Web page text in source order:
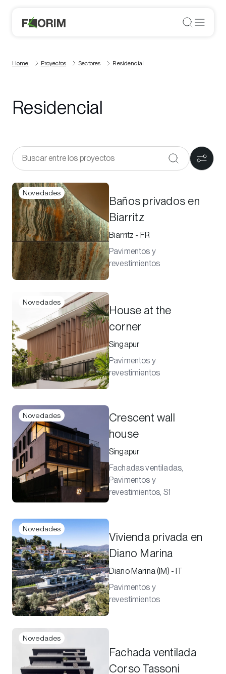
Home Proyectos Sectores Residencial
Residencial
Novedades
Baños privados en
Biarritz
Biarritz - FR
Pavimentos y
revestimientos
Novedades
House at the
corner
Singapur
Pavimentos y
revestimientos
Novedades
Crescent wall
house
Singapur
Fachadas ventiladas,
Pavimentos y
revestimientos, S1
Novedades
Vivienda privada en
Diano Marina
Diano Marina (IM) - IT
Pavimentos y
revestimientos
Novedades
Fachada ventilada
Corso Tassoni